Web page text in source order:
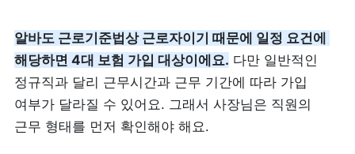
상담 받기
제품 도입 문의
알바도 근로기준법상 근로자이기 때문에 일정 요건에
해당하면 4대 보험 가입 대상이에요. 다만 일반적인
정규직과 달리 근무시간과 근무 기간에 따라 가입
여부가 달라질 수 있어요. 그래서 사장님은 직원의
근무 형태를 먼저 확인해야 해요.